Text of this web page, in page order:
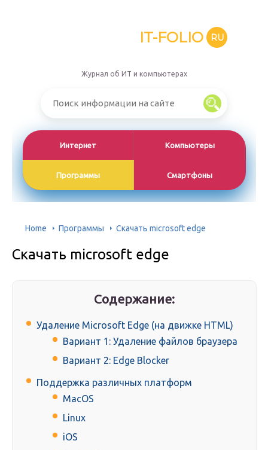
IT-FOLIO RU
Журнал об ИТ и компьютерах
Интернет Компьютеры
Программы Смартфоны
Home Программы Скачать microsoft edge
Скачать microsoft edge
Содержание:
Удаление Microsoft Edge (на движке HTML)
Вариант 1: Удаление файлов браузера
Вариант 2: Edge Blocker
Поддержка различных платформ
MacOS
Linux
iOS